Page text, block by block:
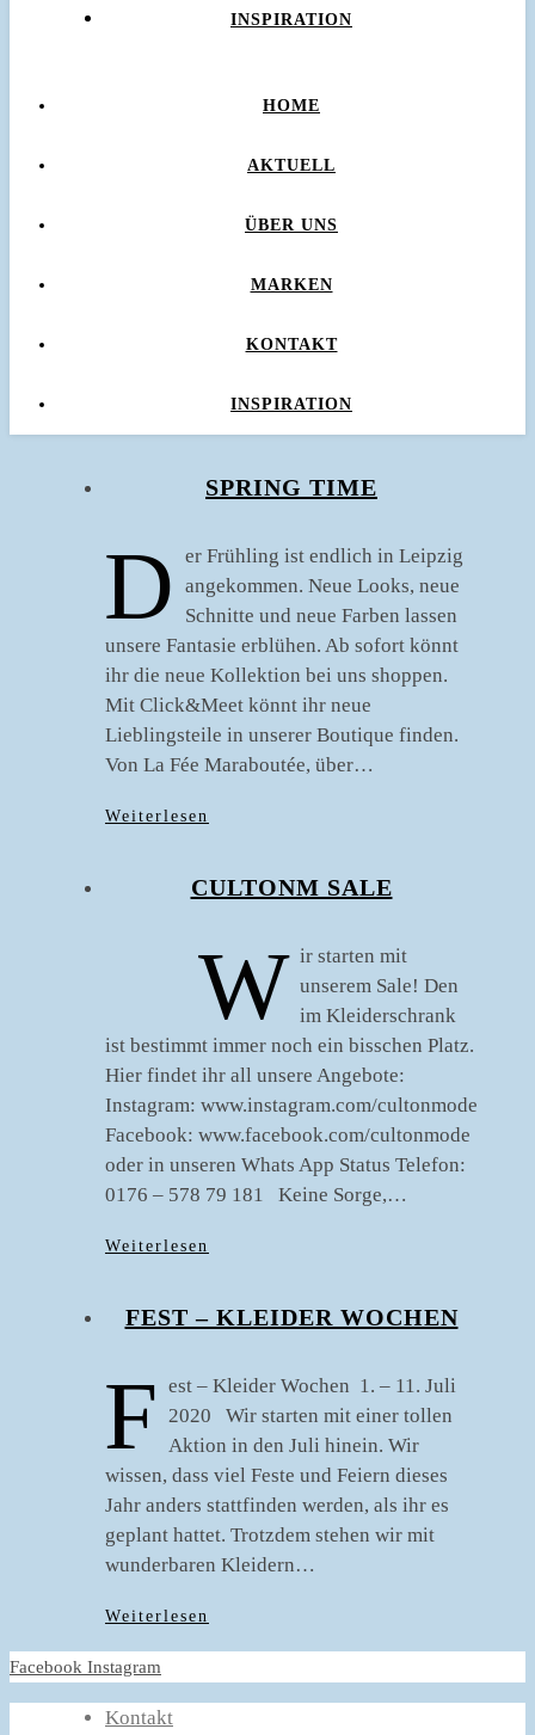
INSPIRATION
HOME
AKTUELL
ÜBER UNS
MARKEN
KONTAKT
INSPIRATION
SPRING TIME
D
er Frühling ist endlich in Leipzig
angekommen. Neue Looks, neue
Schnitte und neue Farben lassen
unsere Fantasie erblühen. Ab sofort könnt
ihr die neue Kollektion bei uns shoppen.
Mit Click&Meet könnt ihr neue
Lieblingsteile in unserer Boutique finden.
Von La Fée Maraboutée, über…
Weiterlesen
CULTONM SALE
W ir starten mit
unserem Sale! Den
im Kleiderschrank
ist bestimmt immer noch ein bisschen Platz.
Hier findet ihr all unsere Angebote:
Instagram: www.instagram.com/cultonmode
Facebook: www.facebook.com/cultonmode
oder in unseren Whats App Status Telefon:
0176 – 578 79 181 Keine Sorge,…
Weiterlesen
FEST – KLEIDER WOCHEN
F est – Kleider Wochen 1. – 11. Juli
2020 Wir starten mit einer tollen
Aktion in den Juli hinein. Wir
wissen, dass viel Feste und Feiern dieses
Jahr anders stattfinden werden, als ihr es
geplant hattet. Trotzdem stehen wir mit
wunderbaren Kleidern…
Weiterlesen
Facebook Instagram
Kontakt